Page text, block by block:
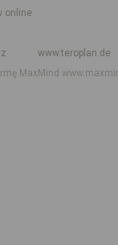
online
www.teroplan.de
MaxMind